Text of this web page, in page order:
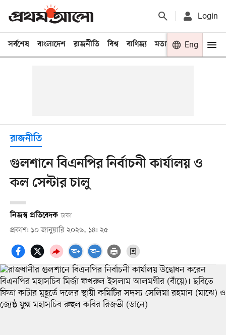
Login
সর্বশেষ বাংলাদেশ রাজনীতি বিশ্ব বাণিজ্য মতামত খেলা
Eng
রাজনীতি
গুলশানে বিএনপির নির্বাচনী কার্যালয় ও
কল সেন্টার চালু
নিজস্ব প্রতিবেদক ঢাকা
প্রকাশ: ১০ জানুয়ারি ২০২৬, ১৪: ২৫